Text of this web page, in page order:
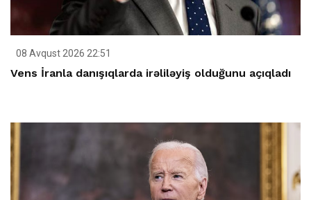
08 Avqust 2026 22:51
Vens İranla danışıqlarda irəliləyiş olduğunu açıqladı